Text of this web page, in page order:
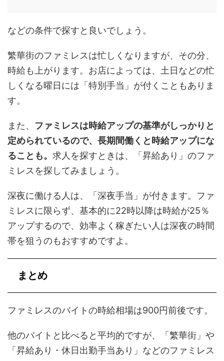
などの条件で探すと良いでしょう。
繁華街のファミレスは忙しくなりますが、その分、
時給も上がります。お店によっては、土日などの忙
しくなる曜日には「特別手当」が付くこともありま
す。
また、 ファミレスは時給アップの基準がしっかりと
定められているので、長期間働くと時給アップにな
ることも。 求人を探すときは、「昇給あり」のファ
ミレスを探してみましょう。
深夜に働ける人は、「深夜手当」が付きます。ファ
ミレスに限らず、基本的に22時以降は時給が25％
アップするので、効率よく稼ぎたい人は深夜の時間
帯を狙うのもおすすめですよ。
まとめ
ファミレスのバイトの時給相場は900円前後です。
他のバイトと比べると平均的ですが、「繁華街」や
「昇給あり・休日出勤手当あり」などのファミレス